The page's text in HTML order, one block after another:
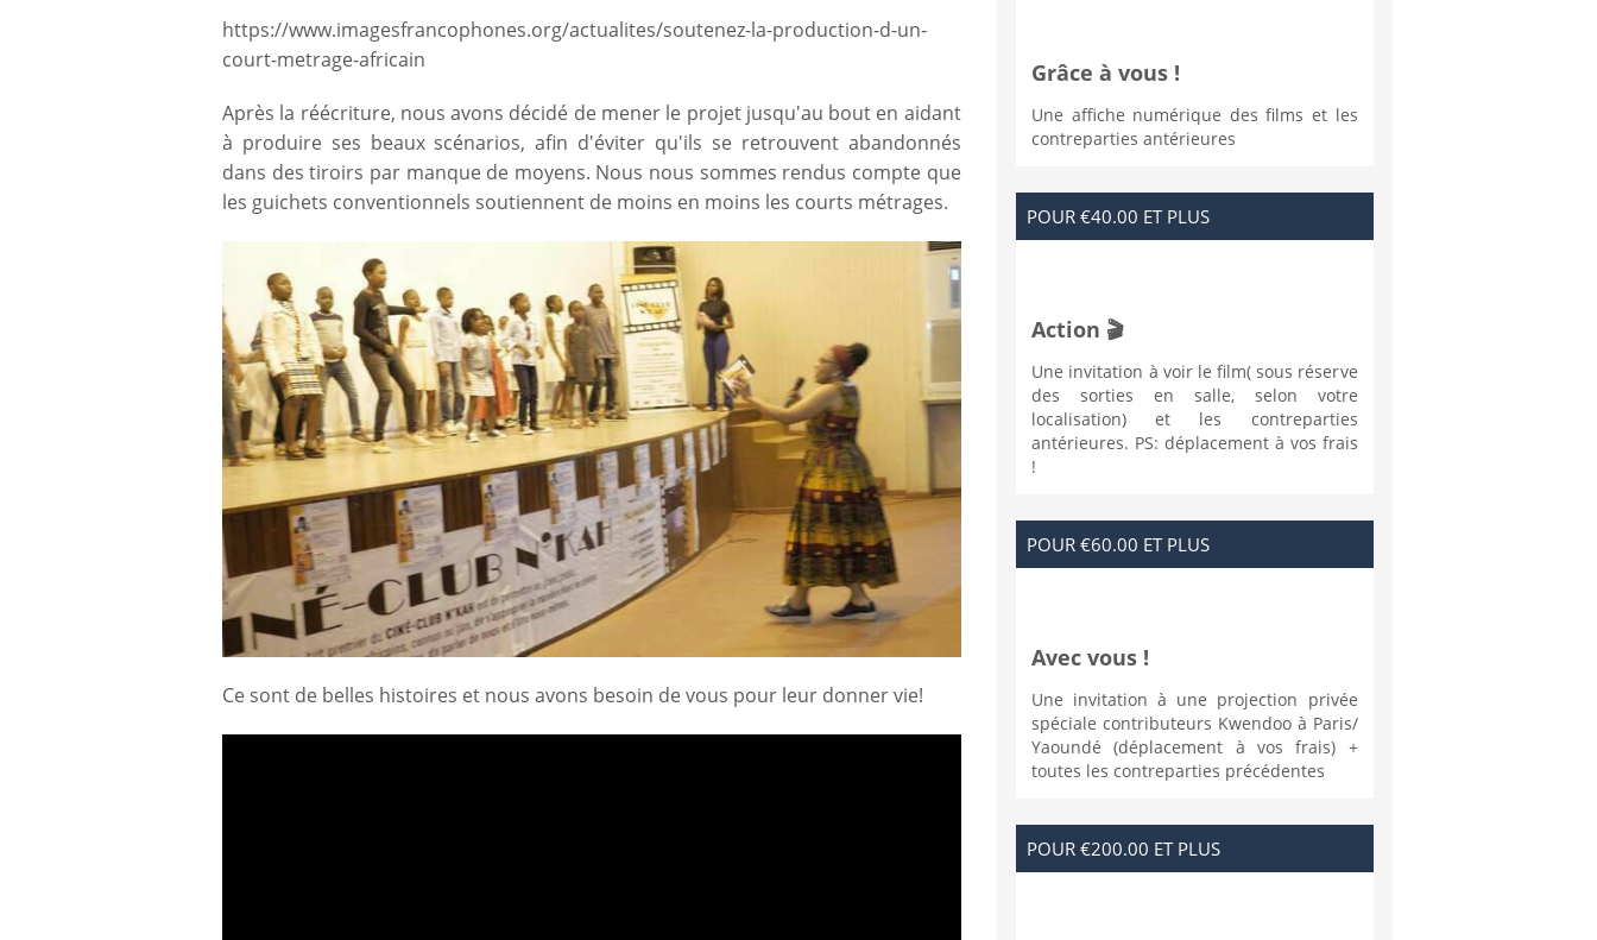
https://www.imagesfrancophones.org/actualites/soutenez-la-production-d-un-
court-metrage-africain
Après la réécriture, nous avons décidé de mener le projet jusqu'au bout en aidant
à produire ses beaux scénarios, afin d'éviter qu'ils se retrouvent abandonnés
dans des tiroirs par manque de moyens. Nous nous sommes rendus compte que
les guichets conventionnels soutiennent de moins en moins les courts métrages.
Ce sont de belles histoires et nous avons besoin de vous pour leur donner vie!
Grâce à vous !
Une affiche numérique des films et les
contreparties antérieures
POUR €40.00 ET PLUS
Action 🎬
Une invitation à voir le film( sous réserve
des sorties en salle, selon votre
localisation) et les contreparties
antérieures. PS: déplacement à vos frais
!
POUR €60.00 ET PLUS
Avec vous !
Une invitation à une projection privée
spéciale contributeurs Kwendoo à Paris/
Yaoundé (déplacement à vos frais) +
toutes les contreparties précédentes
POUR €200.00 ET PLUS